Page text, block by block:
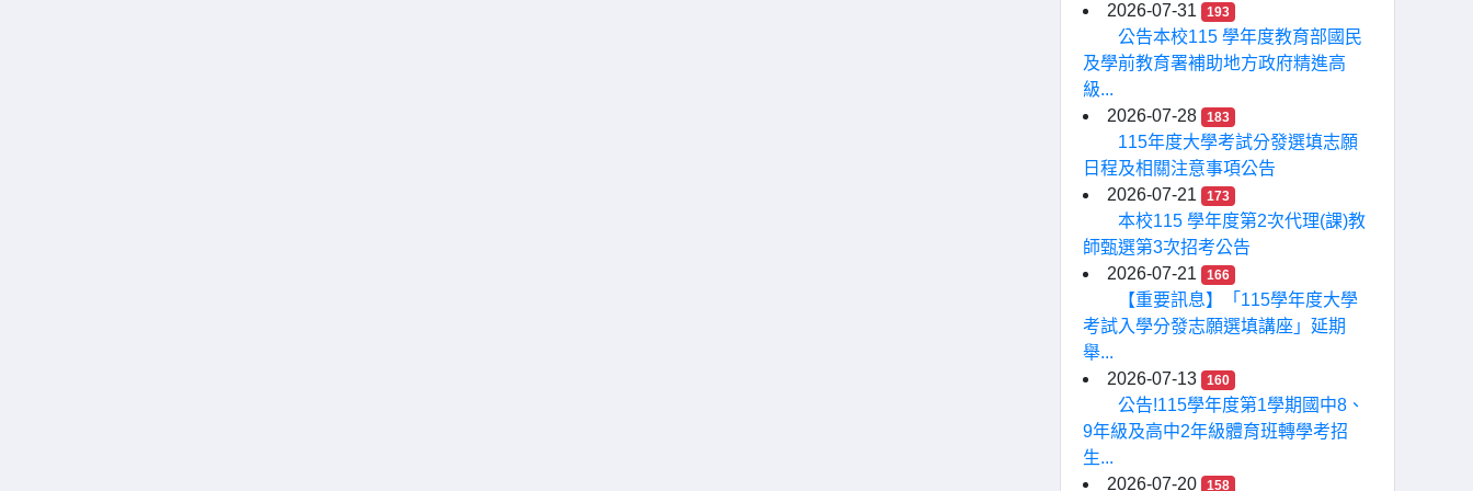
2026-07-31
193
公告本校115 學年度教育部國民
及學前教育署補助地方政府精進高
級...
2026-07-28
183
115年度大學考試分發選填志願
日程及相關注意事項公告
2026-07-21
173
本校115 學年度第2次代理(課)教
師甄選第3次招考公告
2026-07-21
166
【重要訊息】「115學年度大學
考試入學分發志願選填講座」延期
舉...
2026-07-13
160
公告!115學年度第1學期國中8、
9年級及高中2年級體育班轉學考招
生...
2026-07-20
158